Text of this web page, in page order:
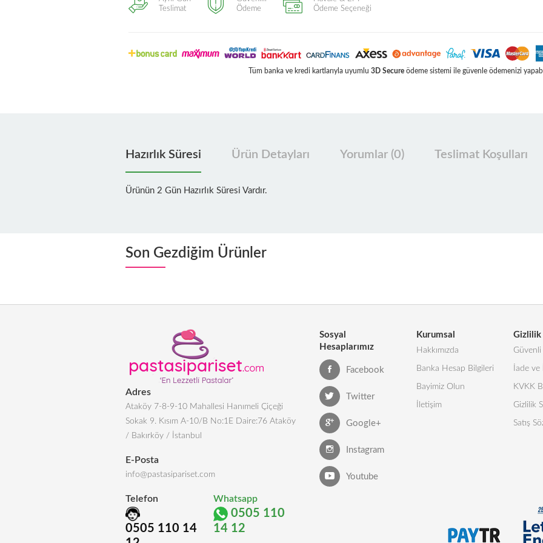
Teslimat
Ödeme
Ödeme Seçeneği
Tüm banka ve kredi kartlarıyla uyumlu 3D Secureödeme sistemi ile güvenle ödemenizi
Hazırlık Süresi Ürün Detayları Yorumlar (0) Teslimat Koşulları
Ürünün 2 Gün Hazırlık Süresi Vardır.
Son Gezdiğim Ürünler
Adres
Ataköy 7-8-9-10 Mahallesi Hanımeli Çiçeği
Sokak 9. Kısım A-10/B No:1E Daire:76 Ataköy
/ Bakırköy / İstanbul
E-Posta
info@pastasipariset.com
Telefon
0505 110 14
Whatsapp
0505 110
14 12
Sosyal
Hesaplarımız
Facebook
Twitter
Google+
Instagram
Youtube
Kurumsal
Hakkımızda
Banka Hesap Bilgileri
Bayimiz Olun
İletişim
Gizlilik
Güvenli
İade ve
KVKK
Gizlilik
Satış